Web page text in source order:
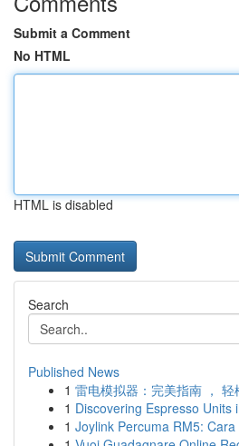
Submit a Comment
No HTML
HTML is disabled
Search
Published News
1 雷电模拟器：完美指南 ， 轻
1 Discovering Espresso Units
1 Joylink Percuma RM5: